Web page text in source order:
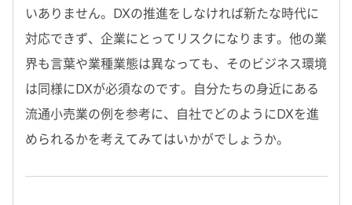
いありません。DXの推進をしなければ新たな時代に
対応できず、企業にとってリスクになります。他の業
界も言葉や業種業態は異なっても、そのビジネス環境
は同様にDXが必須なのです。自分たちの身近にある
流通小売業の例を参考に、自社でどのようにDXを進
められるかを考えてみてはいかがでしょうか。